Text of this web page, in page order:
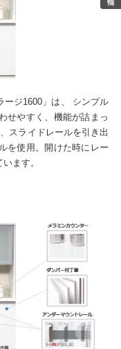
ージ1600」は、 シンプル
せやすく、機能が詰まっ
スライドレールを引き出
を使用。開けた時にレー
ます。